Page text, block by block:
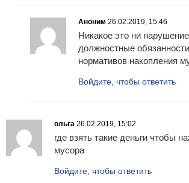
Аноним 26.02.2019, 15:46
Никакое это ни
должностные
нормативов накопления
Войдите, чтобы ответить
ольга 26.02.2019, 15:02
где взять такие деньги чтобы
мусора
Войдите, чтобы ответить